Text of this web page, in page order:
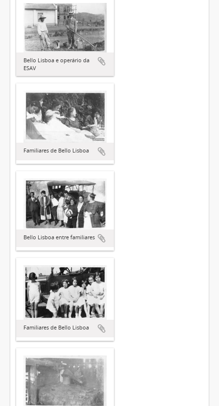
Bello Lisboa e operário da
ESAV
Familiares de Bello Lisboa
Bello Lisboa entre familiares
Familiares de Bello Lisboa